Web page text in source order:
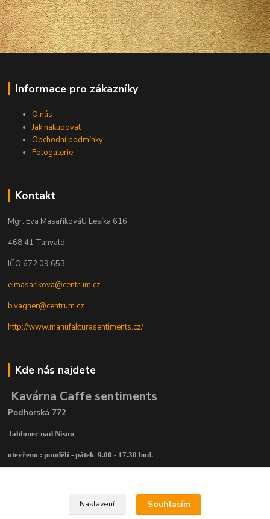
Informace pro zákazníky
O nás
Jak nakupovat
Obchodní podmínky
Fotogalerie
Kontakt
Mgr. Eva MasaříkováU Lesíka 616 ,
468 41 Tanvald
IČO 672 09 653
e.masarikova@centrum.cz
b.vagner@centrum.cz
http://www.manufakturasentiments.cz/
Kde nás najdete
Kavárna Caffe sentiments
Podhorská 772
Jablonec nad Nisou
otevřeno : pondělí - pátek 9.00 - 17.30 hod.
Nastavení Souhlasím